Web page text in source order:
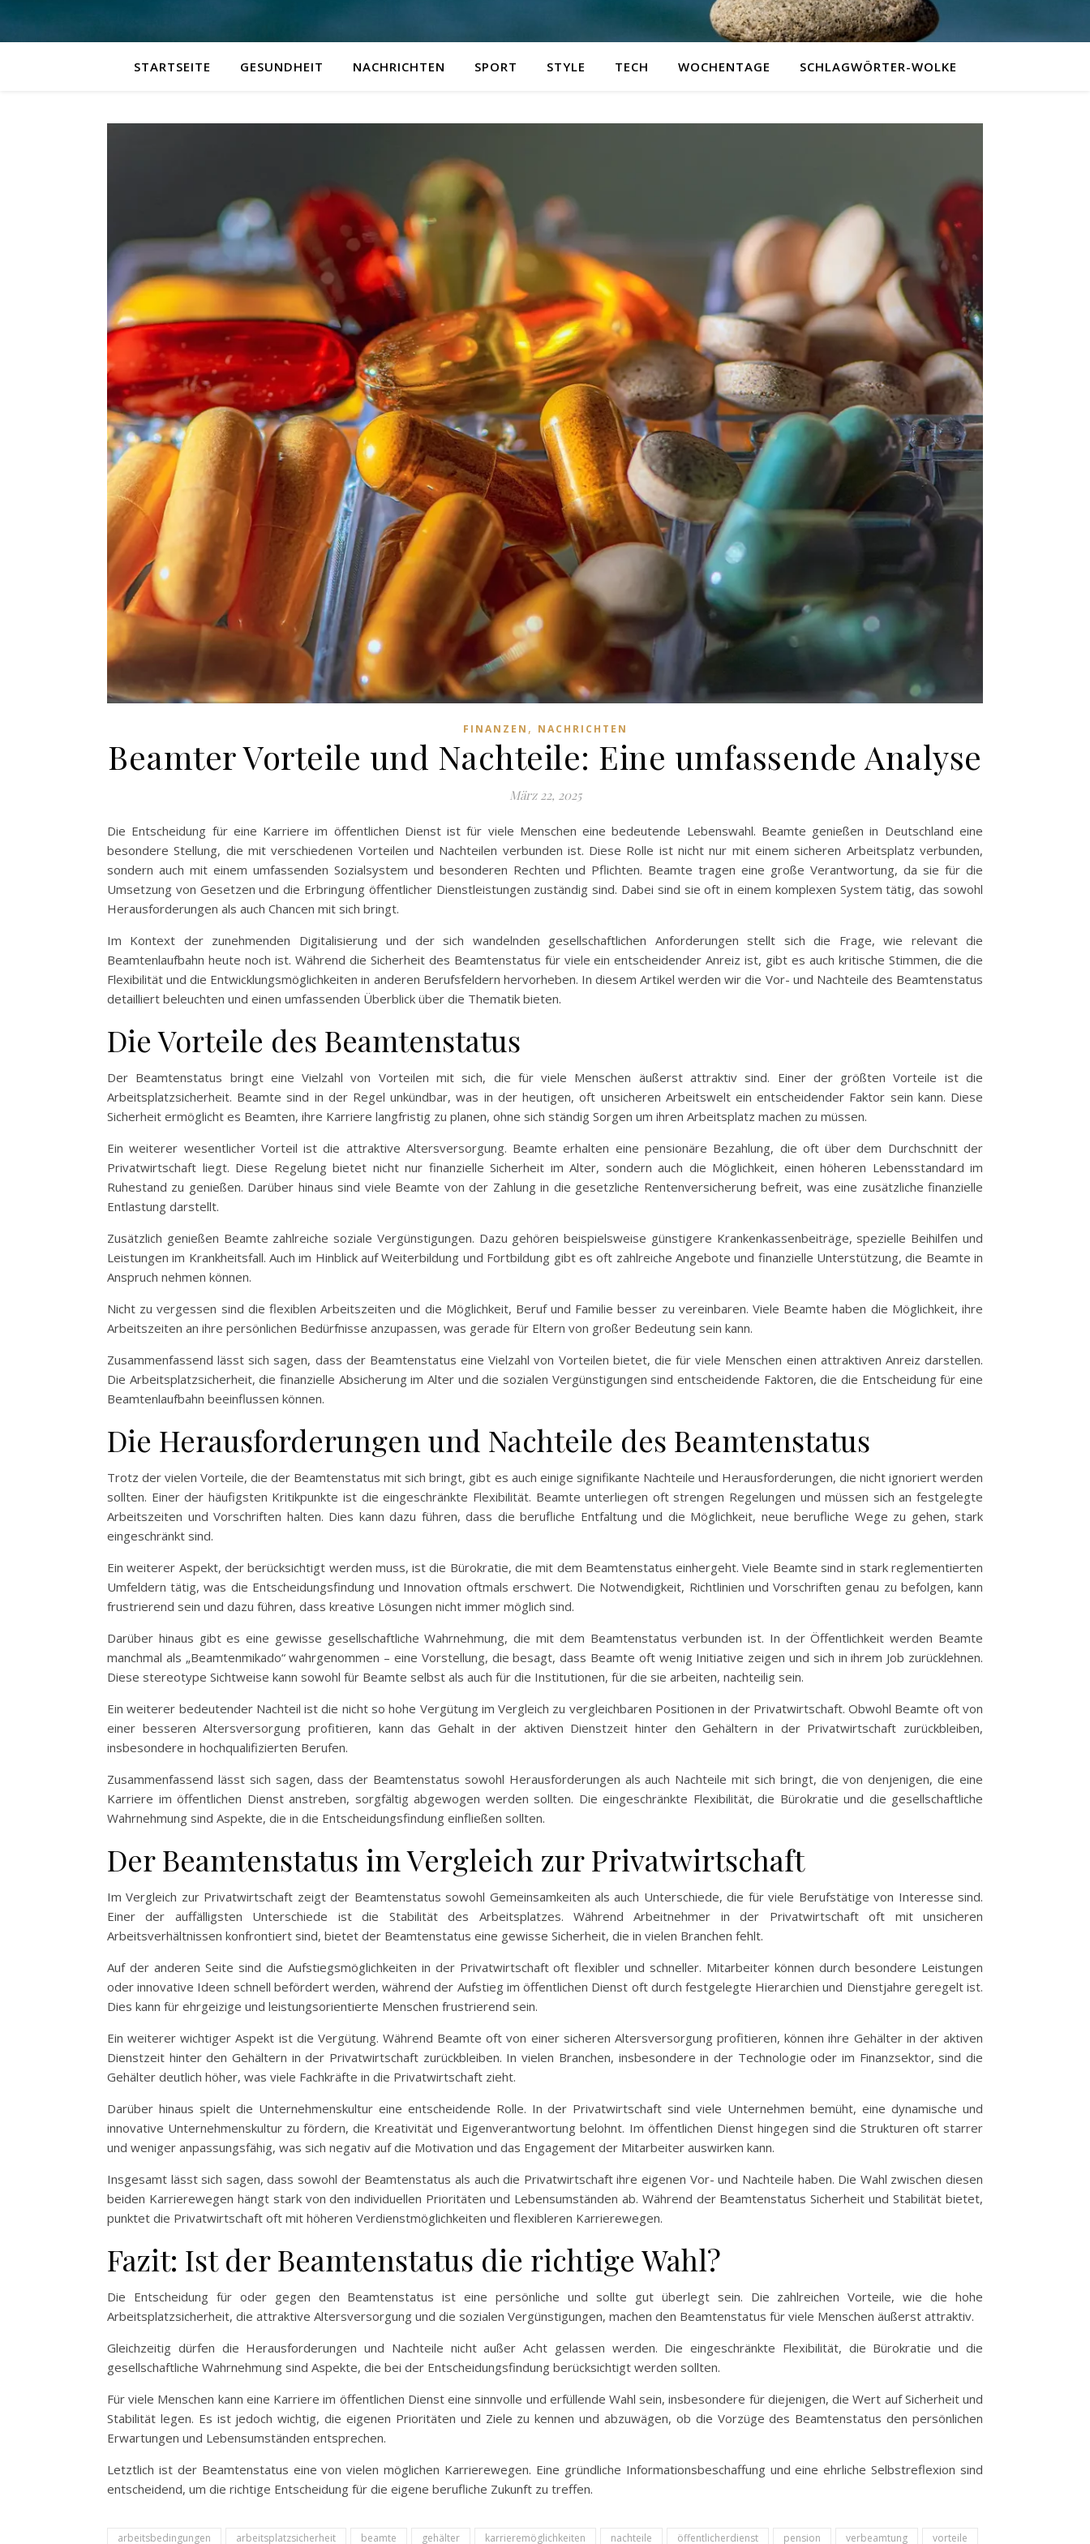
STARTSEITE GESUNDHEIT NACHRICHTEN SPORT STYLE TECH WOCHENTAGE SCHLAGWÖRTER-WOLKE
FINANZEN , NACHRICHTEN
Beamter Vorteile und Nachteile: Eine umfassende Analyse
März 22, 2025
Die Entscheidung für eine Karriere im öffentlichen Dienst ist für viele Menschen eine bedeutende Lebenswahl. Beamte genießen in Deutschland eine
besondere Stellung, die mit verschiedenen Vorteilen und Nachteilen verbunden ist. Diese Rolle ist nicht nur mit einem sicheren Arbeitsplatz verbunden,
sondern auch mit einem umfassenden Sozialsystem und besonderen Rechten und Pflichten. Beamte tragen eine große Verantwortung, da sie für die
Umsetzung von Gesetzen und die Erbringung öffentlicher Dienstleistungen zuständig sind. Dabei sind sie oft in einem komplexen System tätig, das sowohl
Herausforderungen als auch Chancen mit sich bringt.
Im Kontext der zunehmenden Digitalisierung und der sich wandelnden gesellschaftlichen Anforderungen stellt sich die Frage, wie relevant die
Beamtenlaufbahn heute noch ist. Während die Sicherheit des Beamtenstatus für viele ein entscheidender Anreiz ist, gibt es auch kritische Stimmen, die die
Flexibilität und die Entwicklungsmöglichkeiten in anderen Berufsfeldern hervorheben. In diesem Artikel werden wir die Vor- und Nachteile des Beamtenstatus
detailliert beleuchten und einen umfassenden Überblick über die Thematik bieten.
Die Vorteile des Beamtenstatus
Der Beamtenstatus bringt eine Vielzahl von Vorteilen mit sich, die für viele Menschen äußerst attraktiv sind. Einer der größten Vorteile ist die
Arbeitsplatzsicherheit. Beamte sind in der Regel unkündbar, was in der heutigen, oft unsicheren Arbeitswelt ein entscheidender Faktor sein kann. Diese
Sicherheit ermöglicht es Beamten, ihre Karriere langfristig zu planen, ohne sich ständig Sorgen um ihren Arbeitsplatz machen zu müssen.
Ein weiterer wesentlicher Vorteil ist die attraktive Altersversorgung. Beamte erhalten eine pensionäre Bezahlung, die oft über dem Durchschnitt der
Privatwirtschaft liegt. Diese Regelung bietet nicht nur finanzielle Sicherheit im Alter, sondern auch die Möglichkeit, einen höheren Lebensstandard im
Ruhestand zu genießen. Darüber hinaus sind viele Beamte von der Zahlung in die gesetzliche Rentenversicherung befreit, was eine zusätzliche finanzielle
Entlastung darstellt.
Zusätzlich genießen Beamte zahlreiche soziale Vergünstigungen. Dazu gehören beispielsweise günstigere Krankenkassenbeiträge, spezielle Beihilfen und
Leistungen im Krankheitsfall. Auch im Hinblick auf Weiterbildung und Fortbildung gibt es oft zahlreiche Angebote und finanzielle Unterstützung, die Beamte in
Anspruch nehmen können.
Nicht zu vergessen sind die flexiblen Arbeitszeiten und die Möglichkeit, Beruf und Familie besser zu vereinbaren. Viele Beamte haben die Möglichkeit, ihre
Arbeitszeiten an ihre persönlichen Bedürfnisse anzupassen, was gerade für Eltern von großer Bedeutung sein kann.
Zusammenfassend lässt sich sagen, dass der Beamtenstatus eine Vielzahl von Vorteilen bietet, die für viele Menschen einen attraktiven Anreiz darstellen.
Die Arbeitsplatzsicherheit, die finanzielle Absicherung im Alter und die sozialen Vergünstigungen sind entscheidende Faktoren, die die Entscheidung für eine
Beamtenlaufbahn beeinflussen können.
Die Herausforderungen und Nachteile des Beamtenstatus
Trotz der vielen Vorteile, die der Beamtenstatus mit sich bringt, gibt es auch einige signifikante Nachteile und Herausforderungen, die nicht ignoriert werden
sollten. Einer der häufigsten Kritikpunkte ist die eingeschränkte Flexibilität. Beamte unterliegen oft strengen Regelungen und müssen sich an festgelegte
Arbeitszeiten und Vorschriften halten. Dies kann dazu führen, dass die berufliche Entfaltung und die Möglichkeit, neue berufliche Wege zu gehen, stark
eingeschränkt sind.
Ein weiterer Aspekt, der berücksichtigt werden muss, ist die Bürokratie, die mit dem Beamtenstatus einhergeht. Viele Beamte sind in stark reglementierten
Umfeldern tätig, was die Entscheidungsfindung und Innovation oftmals erschwert. Die Notwendigkeit, Richtlinien und Vorschriften genau zu befolgen, kann
frustrierend sein und dazu führen, dass kreative Lösungen nicht immer möglich sind.
Darüber hinaus gibt es eine gewisse gesellschaftliche Wahrnehmung, die mit dem Beamtenstatus verbunden ist. In der Öffentlichkeit werden Beamte
manchmal als „Beamtenmikado“ wahrgenommen – eine Vorstellung, die besagt, dass Beamte oft wenig Initiative zeigen und sich in ihrem Job zurücklehnen.
Diese stereotype Sichtweise kann sowohl für Beamte selbst als auch für die Institutionen, für die sie arbeiten, nachteilig sein.
Ein weiterer bedeutender Nachteil ist die nicht so hohe Vergütung im Vergleich zu vergleichbaren Positionen in der Privatwirtschaft. Obwohl Beamte oft von
einer besseren Altersversorgung profitieren, kann das Gehalt in der aktiven Dienstzeit hinter den Gehältern in der Privatwirtschaft zurückbleiben,
insbesondere in hochqualifizierten Berufen.
Zusammenfassend lässt sich sagen, dass der Beamtenstatus sowohl Herausforderungen als auch Nachteile mit sich bringt, die von denjenigen, die eine
Karriere im öffentlichen Dienst anstreben, sorgfältig abgewogen werden sollten. Die eingeschränkte Flexibilität, die Bürokratie und die gesellschaftliche
Wahrnehmung sind Aspekte, die in die Entscheidungsfindung einfließen sollten.
Der Beamtenstatus im Vergleich zur Privatwirtschaft
Im Vergleich zur Privatwirtschaft zeigt der Beamtenstatus sowohl Gemeinsamkeiten als auch Unterschiede, die für viele Berufstätige von Interesse sind.
Einer der auffälligsten Unterschiede ist die Stabilität des Arbeitsplatzes. Während Arbeitnehmer in der Privatwirtschaft oft mit unsicheren
Arbeitsverhältnissen konfrontiert sind, bietet der Beamtenstatus eine gewisse Sicherheit, die in vielen Branchen fehlt.
Auf der anderen Seite sind die Aufstiegsmöglichkeiten in der Privatwirtschaft oft flexibler und schneller. Mitarbeiter können durch besondere Leistungen
oder innovative Ideen schnell befördert werden, während der Aufstieg im öffentlichen Dienst oft durch festgelegte Hierarchien und Dienstjahre geregelt ist.
Dies kann für ehrgeizige und leistungsorientierte Menschen frustrierend sein.
Ein weiterer wichtiger Aspekt ist die Vergütung. Während Beamte oft von einer sicheren Altersversorgung profitieren, können ihre Gehälter in der aktiven
Dienstzeit hinter den Gehältern in der Privatwirtschaft zurückbleiben. In vielen Branchen, insbesondere in der Technologie oder im Finanzsektor, sind die
Gehälter deutlich höher, was viele Fachkräfte in die Privatwirtschaft zieht.
Darüber hinaus spielt die Unternehmenskultur eine entscheidende Rolle. In der Privatwirtschaft sind viele Unternehmen bemüht, eine dynamische und
innovative Unternehmenskultur zu fördern, die Kreativität und Eigenverantwortung belohnt. Im öffentlichen Dienst hingegen sind die Strukturen oft starrer
und weniger anpassungsfähig, was sich negativ auf die Motivation und das Engagement der Mitarbeiter auswirken kann.
Insgesamt lässt sich sagen, dass sowohl der Beamtenstatus als auch die Privatwirtschaft ihre eigenen Vor- und Nachteile haben. Die Wahl zwischen diesen
beiden Karrierewegen hängt stark von den individuellen Prioritäten und Lebensumständen ab. Während der Beamtenstatus Sicherheit und Stabilität bietet,
punktet die Privatwirtschaft oft mit höheren Verdienstmöglichkeiten und flexibleren Karrierewegen.
Fazit: Ist der Beamtenstatus die richtige Wahl?
Die Entscheidung für oder gegen den Beamtenstatus ist eine persönliche und sollte gut überlegt sein. Die zahlreichen Vorteile, wie die hohe
Arbeitsplatzsicherheit, die attraktive Altersversorgung und die sozialen Vergünstigungen, machen den Beamtenstatus für viele Menschen äußerst attraktiv.
Gleichzeitig dürfen die Herausforderungen und Nachteile nicht außer Acht gelassen werden. Die eingeschränkte Flexibilität, die Bürokratie und die
gesellschaftliche Wahrnehmung sind Aspekte, die bei der Entscheidungsfindung berücksichtigt werden sollten.
Für viele Menschen kann eine Karriere im öffentlichen Dienst eine sinnvolle und erfüllende Wahl sein, insbesondere für diejenigen, die Wert auf Sicherheit und
Stabilität legen. Es ist jedoch wichtig, die eigenen Prioritäten und Ziele zu kennen und abzuwägen, ob die Vorzüge des Beamtenstatus den persönlichen
Erwartungen und Lebensumständen entsprechen.
Letztlich ist der Beamtenstatus eine von vielen möglichen Karrierewegen. Eine gründliche Informationsbeschaffung und eine ehrliche Selbstreflexion sind
entscheidend, um die richtige Entscheidung für die eigene berufliche Zukunft zu treffen.
arbeitsbedingungen arbeitsplatzsicherheit beamte gehälter karrieremöglichkeiten nachteile öffentlicherdienst pension verbeamtung vorteile